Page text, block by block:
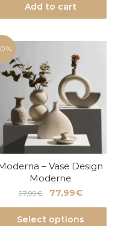
Add to cart
– Vase Design
Moderne
97,99€ 77,99€
Select options